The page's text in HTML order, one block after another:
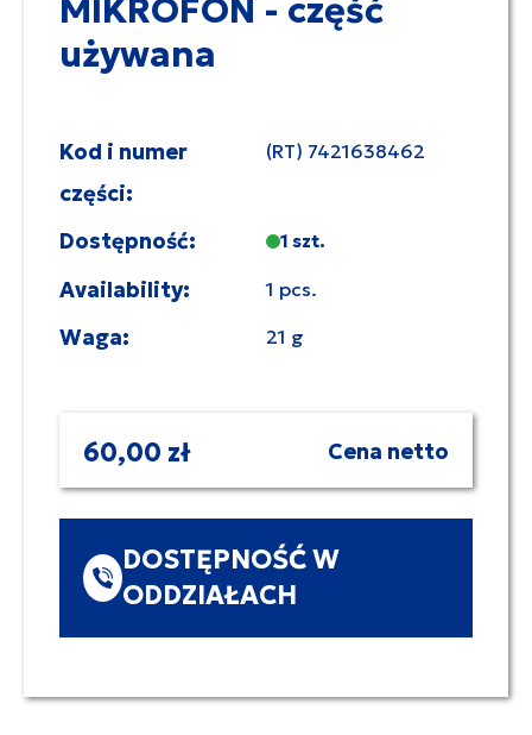
MIKROFON - część
używana
Kod i numer
części:
(RT) 7421638462
Dostępność: 1 szt.
Availability: 1 pcs.
Waga: 21 g
60,00 zł Cena netto
DOSTĘPNOŚĆ W
ODDZIAŁACH